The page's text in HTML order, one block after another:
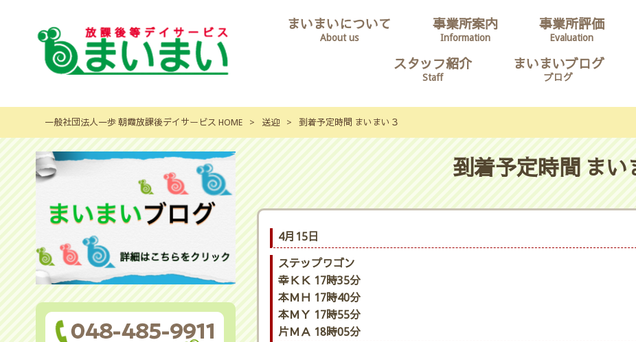
まいまいについて
About us
事業所案内
Information
事業所評価
Evaluation
スタッフ紹介
Staff
まいまいブログ
ブログ
一般社団法人一歩 朝霞放課後デイサービス HOME > 送迎 > 到着予定時間 まいまい３
到着予定時間 まい
4月15日
ステップワゴン
幸ＫＫ 17時35分
本ＭＨ 17時40分
本ＭＹ 17時55分
片ＭＡ 18時05分